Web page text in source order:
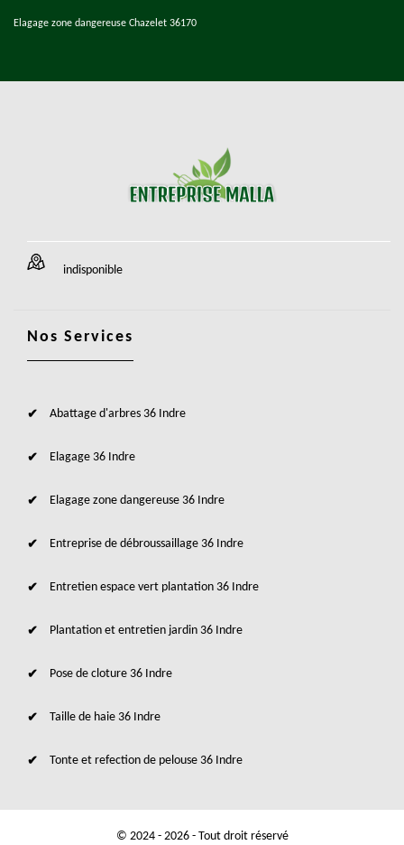
Elagage zone dangereuse Chazelet 36170
indisponible
Nos Services
Abattage d'arbres 36 Indre
Elagage 36 Indre
Elagage zone dangereuse 36 Indre
Entreprise de débroussaillage 36 Indre
Entretien espace vert plantation 36 Indre
Plantation et entretien jardin 36 Indre
Pose de cloture 36 Indre
Taille de haie 36 Indre
Tonte et refection de pelouse 36 Indre
© 2024 - 2026 - Tout droit réservé